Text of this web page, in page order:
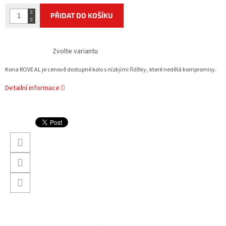
PŘIDAT DO KOŠÍKU
Zvolte variantu
Kona ROVE AL je cenově dostupné kolo s nízkými řídítky, které nedělá kompromisy.
Detailní informace